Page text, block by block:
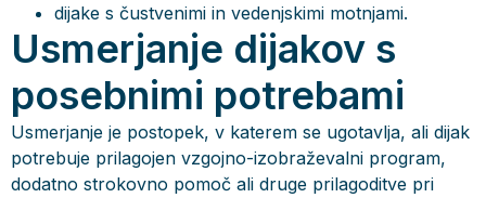
dijake s čustvenimi in vedenjskimi motnjami.
Usmerjanje dijakov s
posebnimi potrebami
Usmerjanje je postopek, v katerem se ugotavlja, ali dijak
potrebuje prilagojen vzgojno-izobraževalni program,
dodatno strokovno pomoč ali druge prilagoditve pri